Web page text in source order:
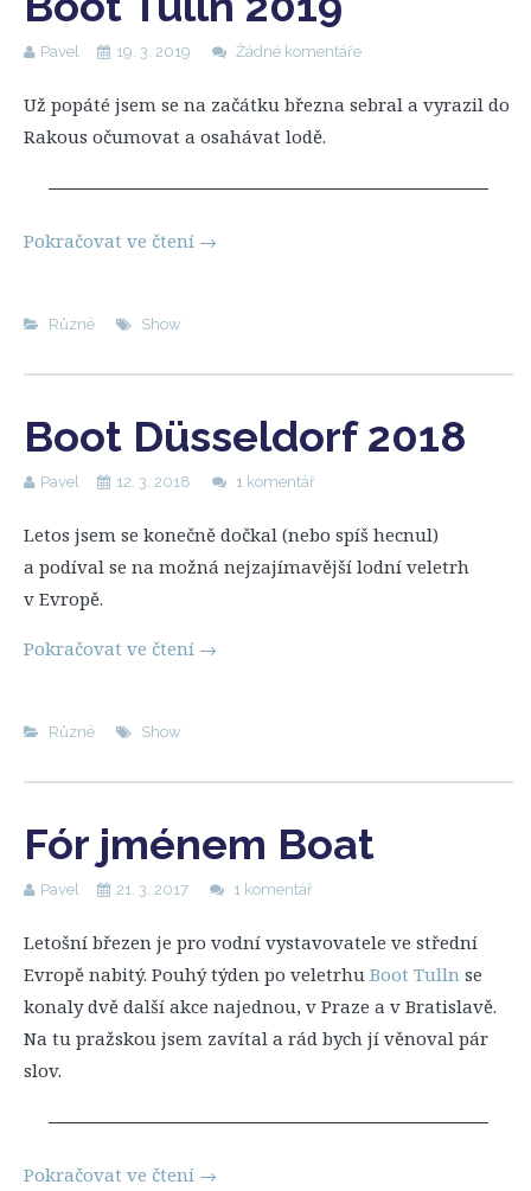
Pavel 19. 3. 2019 Žádné komentáře
Už popáté jsem se na začátku března sebral a vyrazil do
Rakous očumovat a osahávat lodě.
Pokračovat ve čtení →
Různé Show
Boot Düsseldorf 2018
Pavel 12. 3. 2018 1 komentář
Letos jsem se konečně dočkal (nebo spíš hecnul)
a podíval se na možná nejzajímavější lodní veletrh
v Evropě.
Pokračovat ve čtení →
Různé Show
Fór jménem Boat
Pavel 21. 3. 2017 1 komentář
Letošní březen je pro vodní vystavovatele ve střední
Evropě nabitý. Pouhý týden po veletrhu Boot Tulln se
konaly dvě další akce najednou, v Praze a v Bratislavě.
Na tu pražskou jsem zavítal a rád bych jí věnoval pár
slov.
Pokračovat ve čtení →